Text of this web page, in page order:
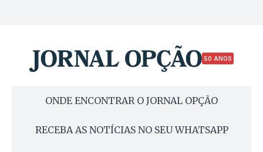
50 ANOS
ONDE ENCONTRAR O JORNAL OPÇÃO
RECEBA AS NOTÍCIAS NO SEU WHATSAPP